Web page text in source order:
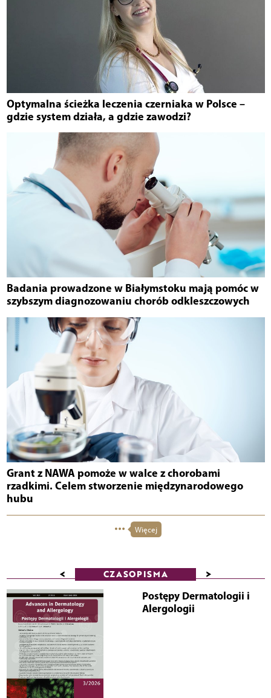
Optymalna ścieżka leczenia czerniaka w Polsce –
gdzie system działa, a gdzie zawodzi?
Badania prowadzone w Białymstoku mają pomóc w
szybszym diagnozowaniu chorób odkleszczowych
Grant z NAWA pomoże w walce z chorobami
rzadkimi. Celem stworzenie międzynarodowego
hubu
Więcej
< CZASOPISMA >
Postępy Dermatologii i
Alergologii